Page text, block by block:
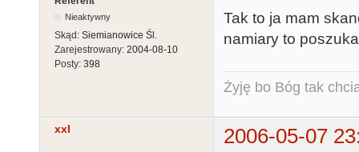
Nieaktywny
Skąd: Siemianowice Śl.
Zarejestrowany: 2004-08-10
Posty: 398
Tak to ja mam
namiary to
Żyję bo Bóg tak
xxl 2006-05-07